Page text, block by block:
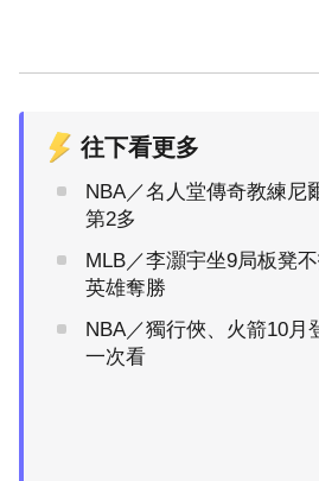
往下看更多
NBA／名人堂傳奇教練尼
第2多
MLB／李灝宇坐9局板凳
英雄奪勝
NBA／獨行俠、火箭10月
一次看